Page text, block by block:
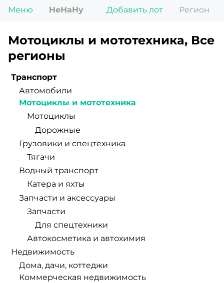
Меню НеНаНу Добавить лот Регион
Мотоциклы и мототехника, Все
регионы
Транспорт
Автомобили
Мотоциклы и мототехника
Мотоциклы
Дорожные
Грузовики и спецтехника
Тягачи
Водный транспорт
Катера и яхты
Запчасти и аксессуары
Запчасти
Для спецтехники
Автокосметика и автохимия
Недвижимость
Дома, дачи, коттеджи
Коммерческая недвижимость